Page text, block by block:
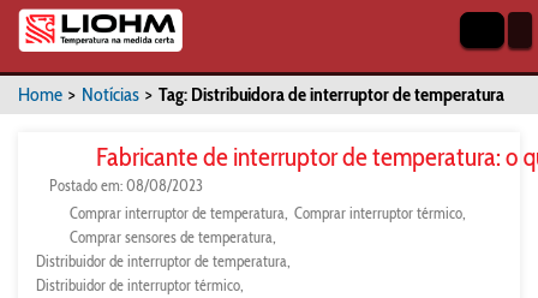
Home > Notícias > Tag: Distribuidora de interruptor de temperatura
Fabricante de interruptor de temperatura: o
Postado em: 08/08/2023
Comprar interruptor de temperatura Comprar interruptor térmico
Comprar sensores de temperatura
Distribuidor de interruptor de temperatura
Distribuidor de interruptor térmico